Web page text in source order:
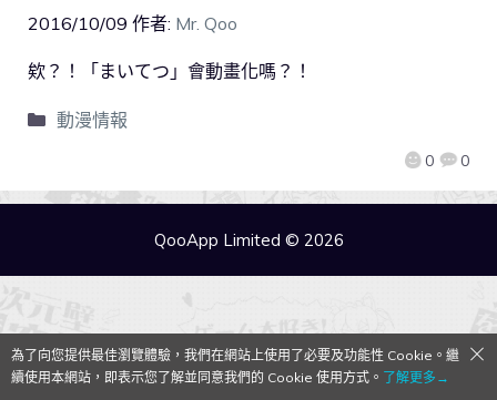
2016/10/09 作者: Mr. Qoo
0 0
欸？！「まいてつ」會動畫化嗎？！
動漫情報
QooApp Limited © 2026
為了向您提供最佳瀏覽體驗，我們在網站上使用了必要及功能性 Cookie。繼
續使用本網站，即表示您了解並同意我們的 Cookie 使用方式。 了解更多→